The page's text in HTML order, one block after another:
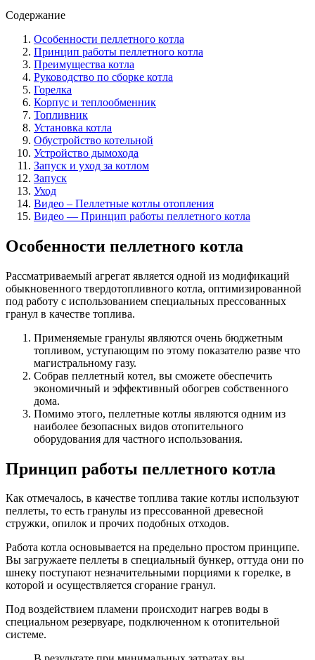
Содержание
Особенности пеллетного котла
Принцип работы пеллетного котла
Преимущества котла
Руководство по сборке котла
Горелка
Корпус и теплообменник
Топливник
Установка котла
Обустройство котельной
Устройство дымохода
Запуск и уход за котлом
Запуск
Уход
Видео – Пеллетные котлы отопления
Видео — Принцип работы пеллетного котла
Особенности пеллетного котла
Рассматриваемый агрегат является одной из модификаций
обыкновенного твердотопливного котла, оптимизированной
под работу с использованием специальных прессованных
гранул в качестве топлива.
Применяемые гранулы являются очень бюджетным
топливом, уступающим по этому показателю разве что
магистральному газу.
Собрав пеллетный котел, вы сможете обеспечить
экономичный и эффективный обогрев собственного
дома.
Помимо этого, пеллетные котлы являются одним из
наиболее безопасных видов отопительного
оборудования для частного использования.
Принцип работы пеллетного котла
Как отмечалось, в качестве топлива такие котлы используют
пеллеты, то есть гранулы из прессованной древесной
стружки, опилок и прочих подобных отходов.
Работа котла основывается на предельно простом принципе.
Вы загружаете пеллеты в специальный бункер, оттуда они по
шнеку поступают незначительными порциями к горелке, в
которой и осуществляется сгорание гранул.
Под воздействием пламени происходит нагрев воды в
специальном резервуаре, подключенном к отопительной
системе.